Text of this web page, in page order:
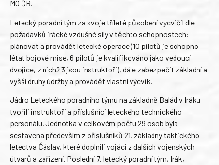
MO ČR.
Letecký poradní tým za svoje tříleté působení vycvičil dle
požadavků irácké vzdušné síly v těchto schopnostech:
plánovat a provádět letecké operace (10 pilotů je schopno
létat bojové mise, 6 pilotů je kvalifikováno jako vedoucí
dvojice, z nichž 3 jsou instruktoři), dále zabezpečit základní a
vyšší druhy údržby a provádět vlastní výcvik.
Jádro Leteckého poradního týmu na základně Balád v Iráku
tvořili instruktoři a příslušníci leteckého technického
personálu. Jednotka v celkovém počtu 29 osob byla
sestavena především z příslušníků 21. základny taktického
letectva Čáslav, které doplnili vojáci z dalších vojenských
útvarů a zařízení. Poslední 7. letecký poradní tým, Irák,